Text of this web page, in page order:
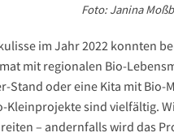
Foto: Janina
im Jahr 2022 konnten
mit regionalen Bio-
Stand oder eine Kita mit Bio-
Kleinprojekte sind vielfältig.
– andernfalls wird das